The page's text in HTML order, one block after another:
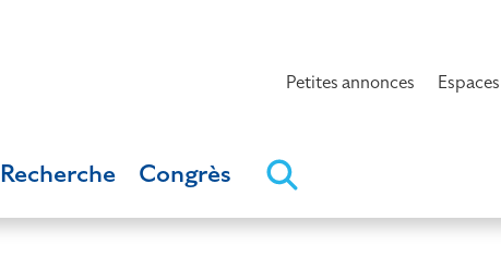
Petites annonces
Recherche Congrès